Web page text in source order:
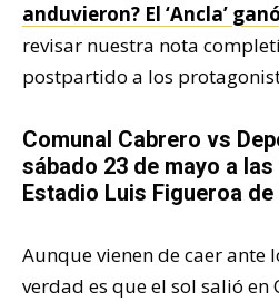
anduvieron? El ‘Ancla’
revisar nuestra nota
postpartido a los
Comunal Cabrero vs
sábado 23 de mayo a
Estadio Luis Figueroa
Aunque vienen de caer ante
verdad es que el sol salió en